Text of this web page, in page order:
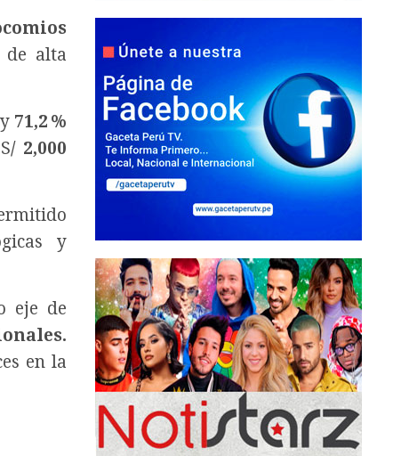
de alta
71,2 %
/ 2,000
y
eje de
en la